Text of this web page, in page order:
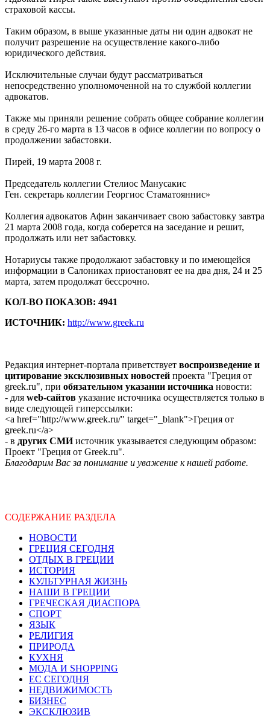
страховой кассы.
Таким образом, в выше указанные даты ни один адвокат не
получит разрешение на осуществление какого-либо
юридического действия.
Исключительные случаи будут рассматриваться
непосредственно уполномоченной на то службой коллегии
адвокатов.
Также мы приняли решение собрать общее собрание коллегии
в среду 26-го марта в 13 часов в офисе коллегии по вопросу о
продолжении забастовки.
Пирей, 19 марта 2008 г.
Председатель коллегии Стелиос Манусакис
Ген. секретарь коллегии Георгиос Стаматояннис»
Коллегия адвокатов Афин заканчивает свою забастовку завтра
21 марта 2008 года, когда соберется на заседание и решит,
продолжать или нет забастовку.
Нотариусы также продолжают забастовку и по имеющейся
информации в Салониках приостановят ее на два дня, 24 и 25
марта, затем продолжат бессрочно.
КОЛ-ВО ПОКАЗОВ: 4941
ИСТОЧНИК: http://www.greek.ru
Редакция интернет-портала приветствует воспроизведение и
цитирование эксклюзивных новостей проекта "Греция от
greek.ru", при обязательном указании источника новости:
- для web-сайтов указание источника осуществляется только в
виде следующей гиперссылки:
<a href="http://www.greek.ru/" target="_blank">Греция от
greek.ru</a>
- в других СМИисточник указывается следующим образом:
Проект "Греция от Greek.ru".
Благодарим Вас за понимание и уважение к нашей работе.
СОДЕРЖАНИЕ РАЗДЕЛА
НОВОСТИ
ГРЕЦИЯ СЕГОДНЯ
ОТДЫХ В ГРЕЦИИ
ИСТОРИЯ
КУЛЬТУРНАЯ ЖИЗНЬ
НАШИ В ГРЕЦИИ
ГРЕЧЕСКАЯ ДИАСПОРА
СПОРТ
ЯЗЫК
РЕЛИГИЯ
ПРИРОДА
КУХНЯ
МОДА И SHOPPING
ЕС СЕГОДНЯ
НЕДВИЖИМОСТЬ
БИЗНЕС
ЭКСКЛЮЗИВ